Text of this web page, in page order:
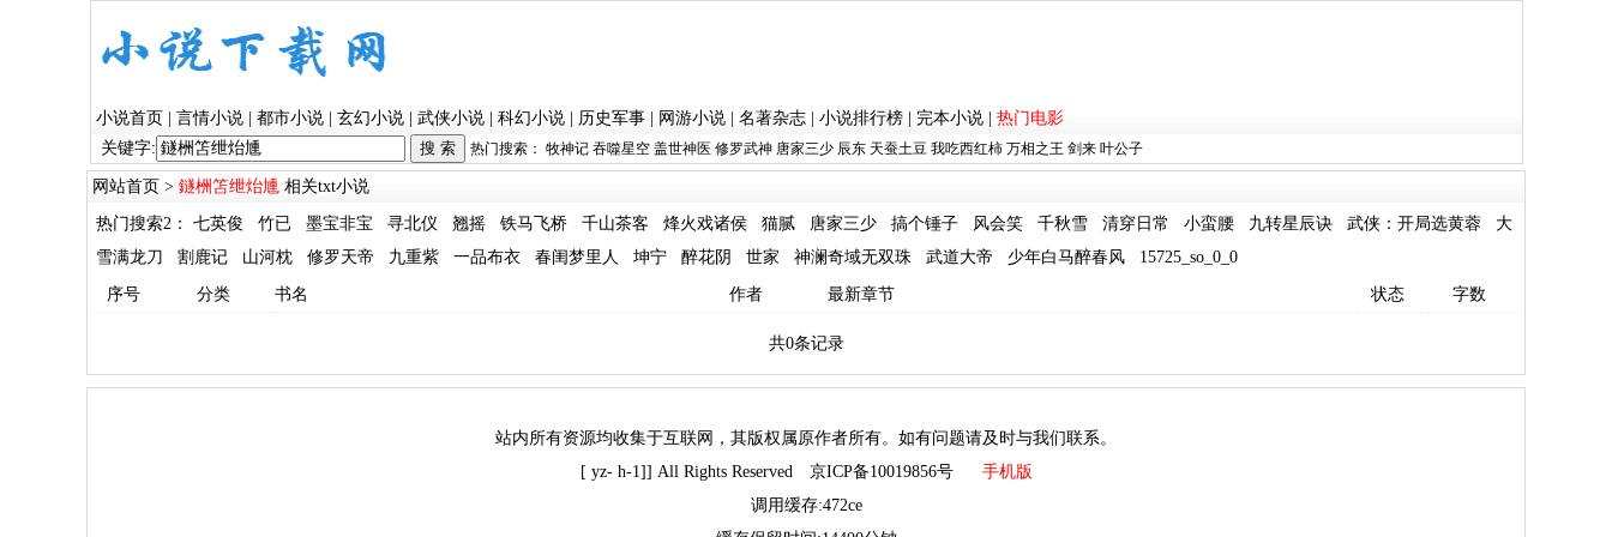
小说首页 言情小说| 都市小说| 玄幻小说| 武侠小说| 科幻小说| 历史军事| 网游小说| 名著杂志| 小说排行榜| 完本小说| 热门电影
关键字:
热门搜索： 牧神记 吞噬星空 盖世神医 修罗武神 唐家三少 辰东 天蚕土豆 我吃西红柿 万相之王 剑来 叶公子
网站首页 > 鐩栦笘绁炲尰 相关txt小说
热门搜索2： 七英俊 竹已 墨宝非宝 寻北仪 翘摇 铁马飞桥 千山茶客 烽火戏诸侯 猫腻 唐家三少 搞个锤子 风会笑 千秋雪 清穿日常 小蛮腰 九转星辰诀 武侠：开局选黄蓉
大
雪满龙刀
割鹿记 山河枕 修罗天帝 九重紫 一品布衣 春闺梦里人 坤宁 醉花阴 世家 神澜奇域无双珠 武道大帝 少年白马醉春风 15725_so_0_0
序号 分类 书名 作者 最新章节 状态 字数
共0条记录
站内所有资源均收集于互联网，其版权属原作者所有。如有问题请及时与我们联系。
[ yz- h-1]] All Rights Reserved 京ICP备10019856号 手机版
调用缓存:472ce